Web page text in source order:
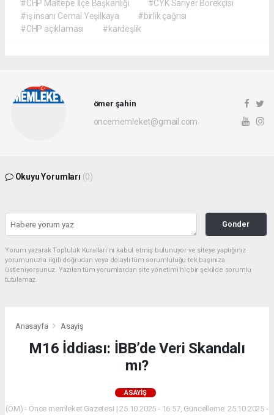
#CHP Maltepe İlçe Başkanlığı
#CYK Sarıyer Börekçisi
#iş insanı Cemal Yeşilkaya
#birlik çağrısı
#CHP açıklaması
#kardeşlik
ömer şahin
oncememleket@gmail.com
Okuyu Yorumları (0)
Gonder
Yorum yazarak Topluluk Kuralları’nı kabul etmiş bulunuyor ve siteye yaptığınız
yorumunuzla ilgili doğrudan veya dolaylı tüm sorumluluğu tek başınıza
üstleniyorsunuz. Yazılan tüm yorumlardan site yönetimi hiçbir şekilde sorumlu
tutulamaz.
Anasayfa Asayiş
M16 İddiası: İBB’de Veri Skandalı
mı?
ASAYIŞ
(ÖM) - Önce memleket Gazetesi | 25.10.2025 - 16:57, Güncelleme: 25.10.2025 -